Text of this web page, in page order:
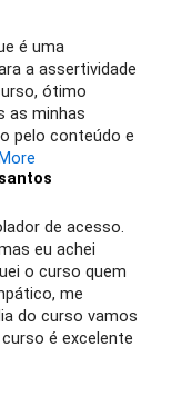
é uma
a assertividade
ótimo
as minhas
pelo conteúdo e
de acesso.
eu achei
o curso quem
me
do curso vamos
é excelente